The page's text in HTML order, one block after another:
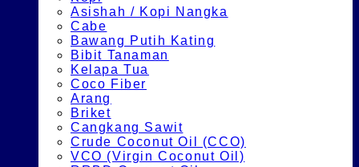
Asishah / Kopi Nangka
Cabe
Bawang Putih Kating
Bibit Tanaman
Kelapa Tua
Coco Fiber
Arang
Briket
Cangkang Sawit
Crude Coconut Oil (CCO)
VCO (Virgin Coconut Oil)